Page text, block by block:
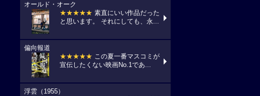
オールド・オーク
★★★★★ 素直にいい作品だった
と思います。 それにしても、永...
偏向報道
★★★★★ この夏一番マスコミが
宣伝したくない映画No.1であ...
浮雲（1955）